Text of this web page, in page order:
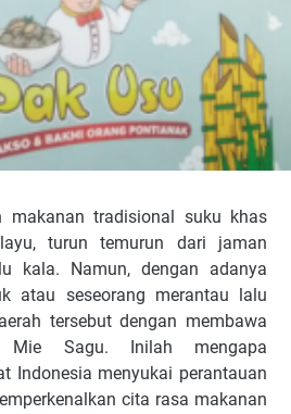
makanan tradisional suku khas
turun temurun dari jaman
kala. Namun, dengan adanya
atau seseorang merantau lalu
tersebut dengan membawa
Mie Sagu. Inilah mengapa
Indonesia menyukai perantauan
cita rasa makanan